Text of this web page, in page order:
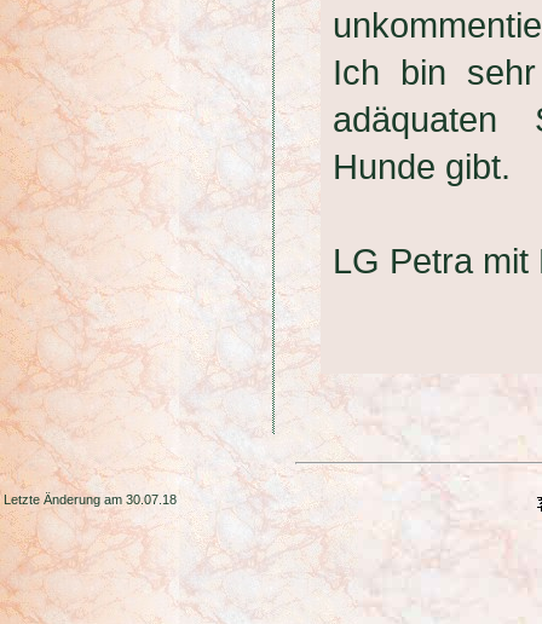
Ich bin
adäquaten
Hunde gibt.
LG Petra
Letzte Änderung am 30.07.18